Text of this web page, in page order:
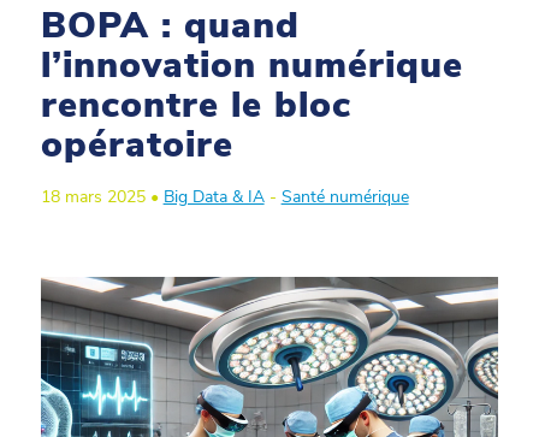
BOPA : quand
l’innovation numérique
rencontre le bloc
opératoire
18 mars 2025 • Big Data & IA- Santé numérique